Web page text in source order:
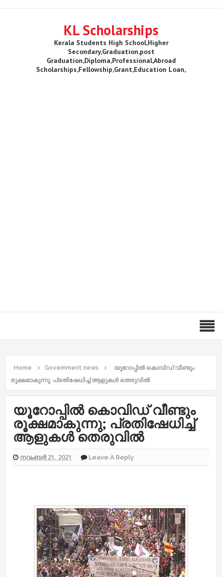
KL Scholarships
Kerala Students High School,Higher
Secondary,Graduation,post
Graduation,Diploma,Professional,Abroad
Scholarships,Fellowship,Grant,Education Loan,
Home Government news
യൂറോപ്പില്‍ കൊവിഡ് വീണ്ടും
രൂക്ഷമാകുന്നു; പ്രതിഷേധിച്ച് ആളുകള്‍ തെരുവില്‍
യൂറോപ്പില്‍ കൊവിഡ് വീണ്ടും
രൂക്ഷമാകുന്നു; പ്രതിഷേധിച്ച്
ആളുകള്‍ തെരുവില്‍
നവംബർ 21, 2021 Leave A Reply